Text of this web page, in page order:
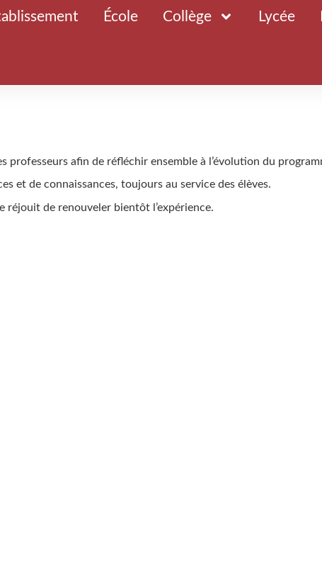
École Collège Lycée
professeurs afin de réfléchir ensemble à l’évolution du
et de connaissances, toujours au service des élèves.
réjouit de renouveler bientôt l’expérience.